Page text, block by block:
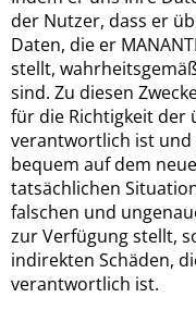
der Nutzer, dass er
Daten, die er
stellt,
sind. Zu diesen
für die Richtigkeit
verantwortlich ist
bequem auf dem
tatsächlichen
falschen und
zur Verfügung stellt,
indirekten Schäden,
verantwortlich ist.